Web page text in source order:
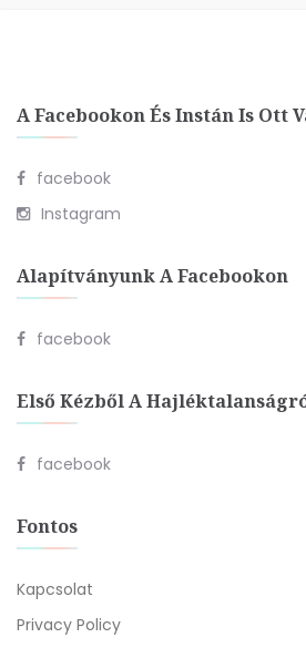
A Facebookon És Instán Is Ott
facebook
Instagram
Alapítványunk A Facebookon
facebook
Első Kézből A
facebook
Fontos
Kapcsolat
Privacy Policy